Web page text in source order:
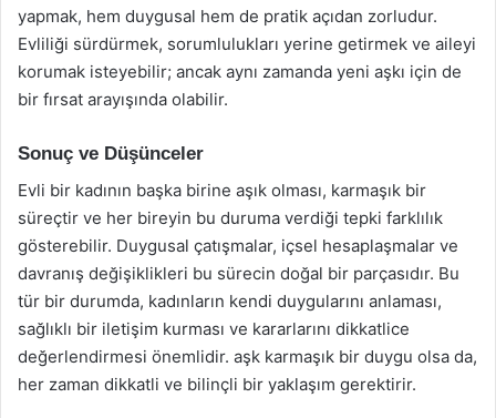
yapmak, hem duygusal hem de pratik açıdan zorludur.
Evliliği sürdürmek, sorumlulukları yerine getirmek ve aileyi
korumak isteyebilir; ancak aynı zamanda yeni aşkı için de
bir fırsat arayışında olabilir.
Sonuç ve Düşünceler
Evli bir kadının başka birine aşık olması, karmaşık bir
süreçtir ve her bireyin bu duruma verdiği tepki farklılık
gösterebilir. Duygusal çatışmalar, içsel hesaplaşmalar ve
davranış değişiklikleri bu sürecin doğal bir parçasıdır. Bu
tür bir durumda, kadınların kendi duygularını anlaması,
sağlıklı bir iletişim kurması ve kararlarını dikkatlice
değerlendirmesi önemlidir. aşk karmaşık bir duygu olsa da,
her zaman dikkatli ve bilinçli bir yaklaşım gerektirir.